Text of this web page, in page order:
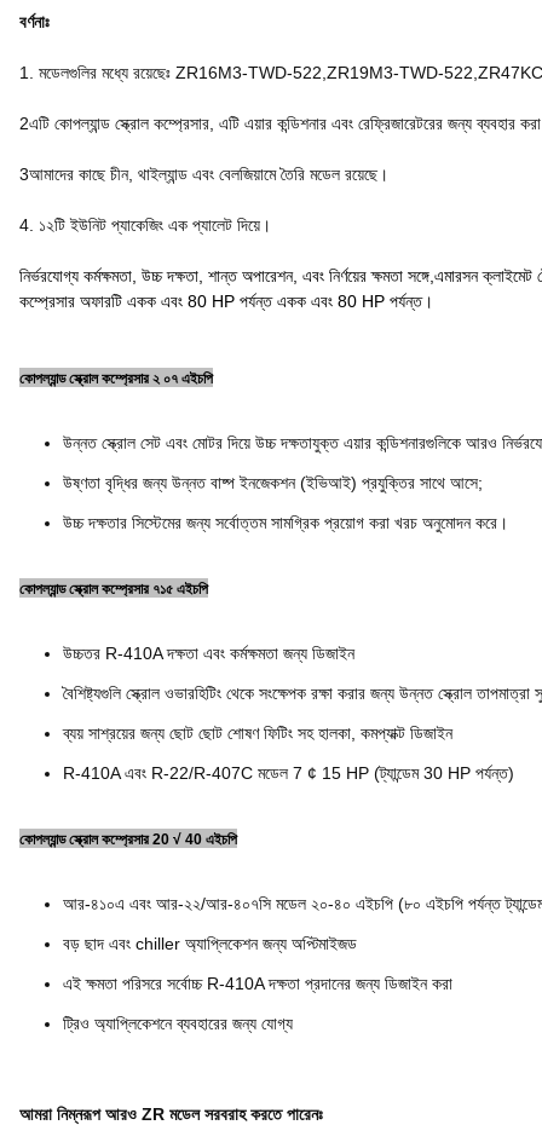
বর্ণনাঃ
1. মডেলগুলির মধ্যে রয়েছেঃ ZR16M3-TWD-522,ZR19M3-TWD-
2এটি কোপল্যান্ড স্ক্রোল কম্প্রেসার, এটি এয়ার কন্ডিশনার এবং রেফ্রিজারেটরের জন্য ব্যবহার
3আমাদের কাছে চীন, থাইল্যান্ড এবং বেলজিয়ামে তৈরি মডেল রয়েছে।
4. ১২টি ইউনিট প্যাকেজিং এক প্যালেট দিয়ে।
নির্ভরযোগ্য কর্মক্ষমতা, উচ্চ দক্ষতা, শান্ত অপারেশন, এবং নির্ণয়ের ক্ষমতা সঙ্গে,এমারসন
কম্প্রেসার অফারটি একক এবং 80 HP পর্যন্ত একক এবং 80 HP পর্যন্ত।
কোপল্যান্ড স্ক্রোল কম্প্রেসার ২ ০৭ এইচপি
উন্নত স্ক্রোল সেট এবং মোটর দিয়ে উচ্চ দক্ষতাযুক্ত এয়ার কন্ডিশনারগুলিকে আরও
উষ্ণতা বৃদ্ধির জন্য উন্নত বাষ্প ইনজেকশন (ইভিআই) প্রযুক্তির সাথে আসে;
উচ্চ দক্ষতার সিস্টেমের জন্য সর্বোত্তম সামগ্রিক প্রয়োগ করা খরচ অনুমোদন করে।
কোপল্যান্ড স্ক্রোল কম্প্রেসার ৭১৫ এইচপি
উচ্চতর R-410A দক্ষতা এবং কর্মক্ষমতা জন্য ডিজাইন
বৈশিষ্ট্যগুলি স্ক্রোল ওভারহিটিং থেকে সংক্ষেপক রক্ষা করার জন্য উন্নত স্ক্রোল তাপমাত্রা
ব্যয় সাশ্রয়ের জন্য ছোট ছোট শোষণ ফিটিং সহ হালকা, কমপ্যাক্ট ডিজাইন
R-410A এবং R-22/R-407C মডেল 7 ¢ 15 HP (ট্যান্ডেম 30 HP পর্যন্ত)
কোপল্যান্ড স্ক্রোল কম্প্রেসার 20 √ 40 এইচপি
আর-৪১০এ এবং আর-২২/আর-৪০৭সি মডেল ২০-৪০ এইচপি (৮০ এইচপি পর্যন্ত
বড় ছাদ এবং chiller অ্যাপ্লিকেশন জন্য অপ্টিমাইজড
এই ক্ষমতা পরিসরে সর্বোচ্চ R-410A দক্ষতা প্রদানের জন্য ডিজাইন করা
ট্রিও অ্যাপ্লিকেশনে ব্যবহারের জন্য যোগ্য
আমরা নিম্নরূপ আরও ZR মডেল সরবরাহ করতে পারেনঃ